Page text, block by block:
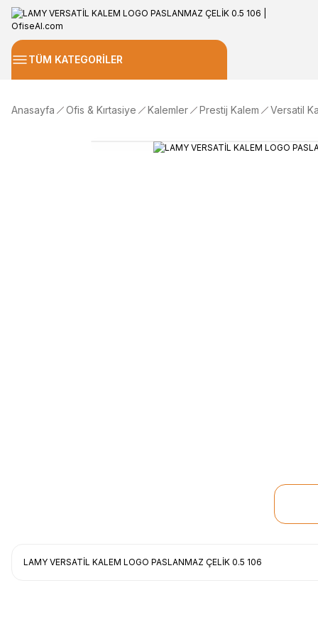
TÜM KATEGORİLER
Anasayfa Ofis & Kırtasiye Kalemler Prestij Kalem Versatil
LAMY VERSATİL KALEM LOGO PASLANMAZ ÇELİK 0.5 106